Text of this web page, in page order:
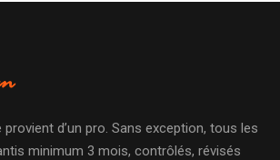
provient d’un pro. Sans exception, tous les
minimum 3 mois, contrôlés, révisés